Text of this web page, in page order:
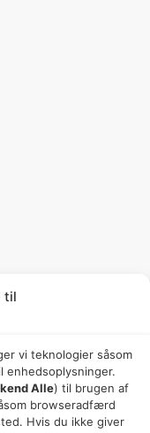
til
vi teknologier såsom
enhedsoplysninger.
Alle) til brugen af ​​
browseradfærd
Hvis du ikke giver